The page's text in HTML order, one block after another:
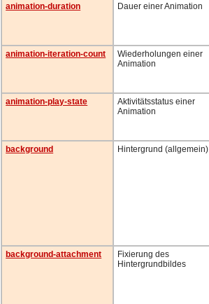
animation-duration
Dauer einer Animation
animation-iteration-count
Wiederholungen einer
Animation
animation-play-state
Aktivitätsstatus einer
Animation
background
Hintergrund (allgemein)
background-attachment
Fixierung des
Hintergrundbildes